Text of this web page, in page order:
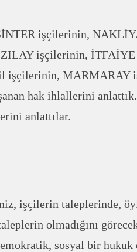
işçilerinin,
işçilerinin,
işçilerinin, MARMARAY
hak ihlallerini
anlattılar.
işçilerin taleplerinde,
olmadığını
sosyal bir hukuk